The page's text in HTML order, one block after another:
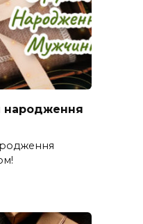
народження